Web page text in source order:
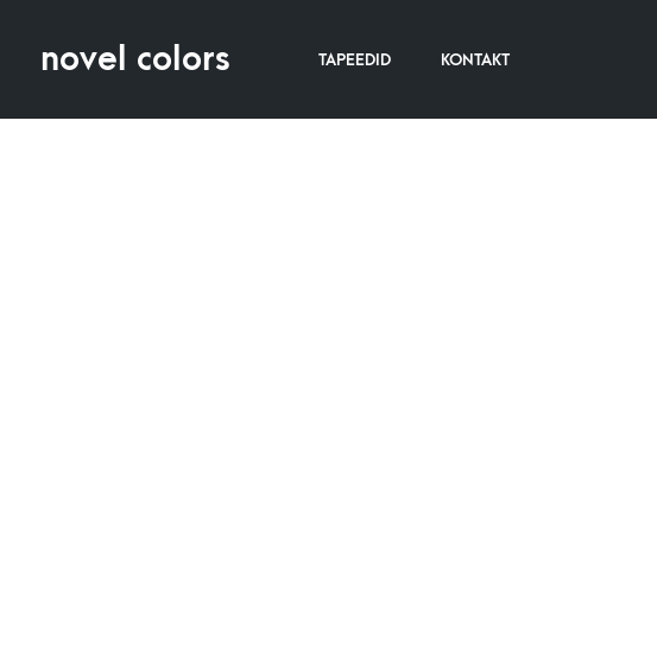
TAPEEDID KONTAKT
novel colors